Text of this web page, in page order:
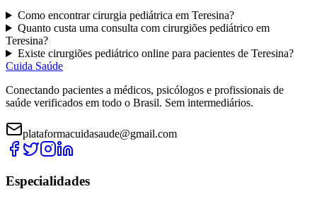
Como encontrarcirurgia pediátrica em Teresina?
Quanto custa uma consulta com cirurgiões pediátricoem
Teresina?
Existe cirurgiões pediátricoonline para pacientes de Teresina?
Cuida Saúde
Conectando pacientes a médicos, psicólogos e profissionais de
saúde verificados em todo o Brasil. Sem intermediários.
plataformacuidasaude@gmail.com
Especialidades